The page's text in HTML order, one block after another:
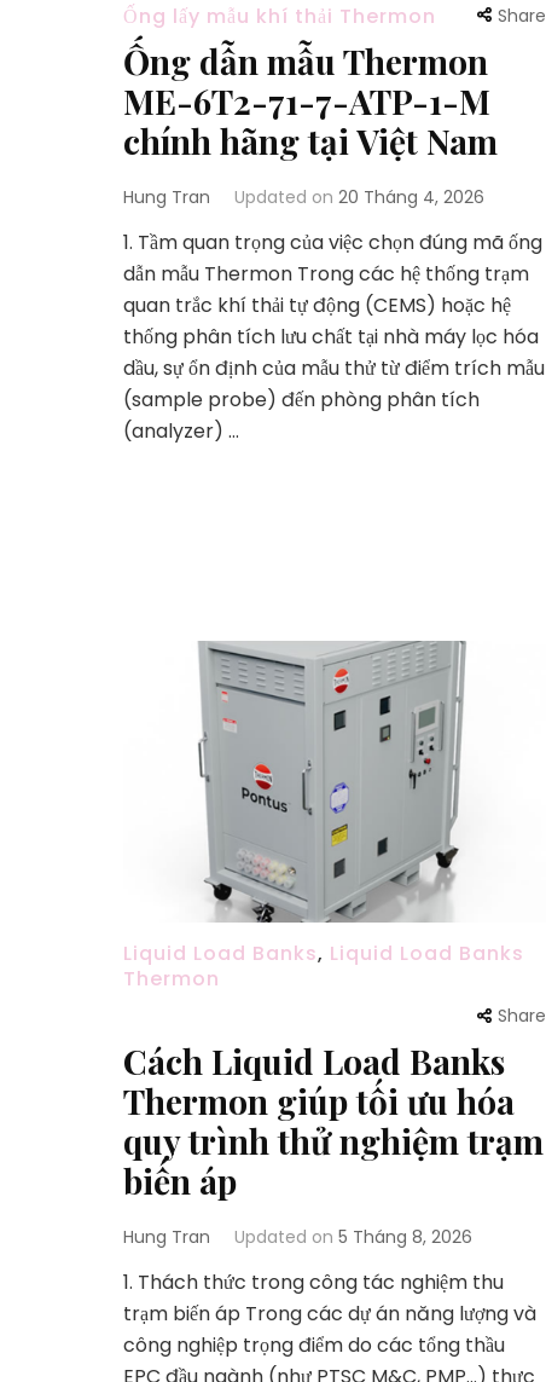
Ống lấy mẫu khí thải Thermon Share
Ống dẫn mẫu Thermon
ME-6T2-71-7-ATP-1-M
chính hãng tại Việt Nam
Hung Tran Updated on 20 Tháng 4, 2026
1. Tầm quan trọng của việc chọn đúng mã ống
dẫn mẫu Thermon Trong các hệ thống trạm
quan trắc khí thải tự động (CEMS) hoặc hệ
thống phân tích lưu chất tại nhà máy lọc hóa
dầu, sự ổn định của mẫu thử từ điểm trích mẫu
(sample probe) đến phòng phân tích
(analyzer) …
Liquid Load Banks, Liquid Load Banks
Thermon
Share
Cách Liquid Load Banks
Thermon giúp tối ưu hóa
quy trình thử nghiệm trạm
biến áp
Hung Tran Updated on 5 Tháng 8, 2026
1. Thách thức trong công tác nghiệm thu
trạm biến áp Trong các dự án năng lượng và
công nghiệp trọng điểm do các tổng thầu